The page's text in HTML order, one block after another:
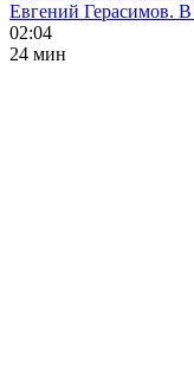
Евгений Герасимов. В
02:04
24 мин